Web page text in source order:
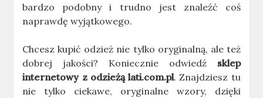
bardzo podobny i trudno jest znaleźć coś
naprawdę wyjątkowego.
Chcesz kupić odzież nie tylko oryginalną, ale też
dobrej jakości? Koniecznie odwiedź sklep
internetowy z odzieżą lati.com.pl. Znajdziesz tu
nie tylko ciekawe, oryginalne wzory, dzięki